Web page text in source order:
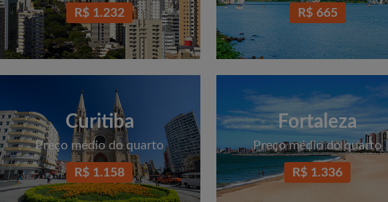
R$ 1.232 R$ 665
Curitiba
Preço médio do quarto
R$ 1.158
Fortaleza
Preço médio do quarto
R$ 1.336